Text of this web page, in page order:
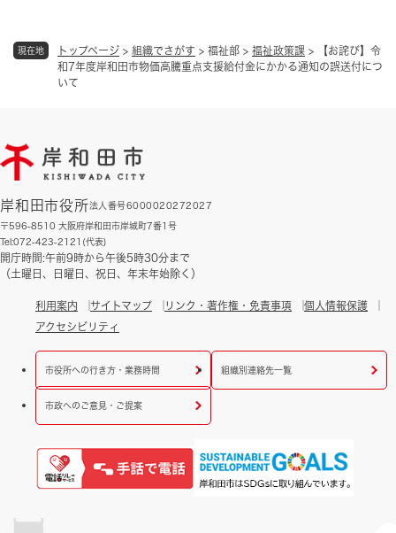
現在地 トップページ > 組織でさがす > 福祉部 > 福祉政策課 >
【お詫び】令
和7年度岸和田市物価高騰重点支援給付金にかかる通知の誤送付につ
いて
岸和田市役所法人番号6000020272027
〒596-8510 大阪府岸和田市岸城町7番1号
Tel:072-423-2121(代表)
開庁時間:午前9時から午後5時30分まで
（土曜日、日曜日、祝日、年末年始除く）
利用案内 サイトマップ リンク・著作権・免責事項
個人情報保護
アクセシビリティ
市役所への行き方・業務時間 組織別連絡先一覧
市政へのご意見・ご提案